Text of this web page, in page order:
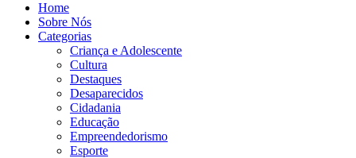
Home
Sobre Nós
Categorias
Criança e Adolescente
Cultura
Destaques
Desaparecidos
Cidadania
Educação
Empreendedorismo
Esporte